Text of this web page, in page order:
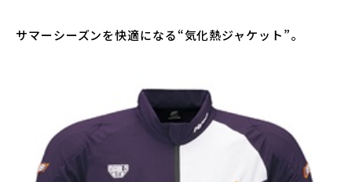
サマーシーズンを快適になる“気化熱ジャケット”。